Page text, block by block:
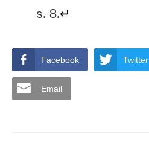
s. 8.↵
Facebook Twitter
Email